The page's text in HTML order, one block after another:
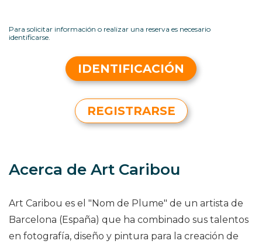
Para solicitar información o realizar una reserva es necesario
identificarse.
IDENTIFICACIÓN
REGISTRARSE
Acerca de Art Caribou
Art Caribou es el "Nom de Plume" de un artista de
Barcelona (España) que ha combinado sus talentos
en fotografía, diseño y pintura para la creación de